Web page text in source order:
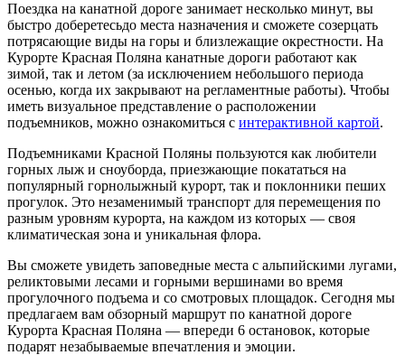
Поездка на канатной дороге занимает несколько минут, вы
быстро доберетесьдо места назначения и сможете созерцать
потрясающие виды на горы и близлежащие окрестности. На
Курорте Красная Поляна канатные дороги работают как
зимой, так и летом (за исключением небольшого периода
осенью, когда их закрывают на регламентные работы). Чтобы
иметь визуальное представление о расположении
подъемников, можно ознакомиться с интерактивной картой.
Подъемниками Красной Поляны пользуются как любители
горных лыж и сноуборда, приезжающие покататься на
популярный горнолыжный курорт, так и поклонники пеших
прогулок. Это незаменимый транспорт для перемещения по
разным уровням курорта, на каждом из которых — своя
климатическая зона и уникальная флора.
Вы сможете увидеть заповедные места с альпийскими лугами,
реликтовыми лесами и горными вершинами во время
прогулочного подъема и со смотровых площадок. Сегодня мы
предлагаем вам обзорный маршрут по канатной дороге
Курорта Красная Поляна — впереди 6 остановок, которые
подарят незабываемые впечатления и эмоции.